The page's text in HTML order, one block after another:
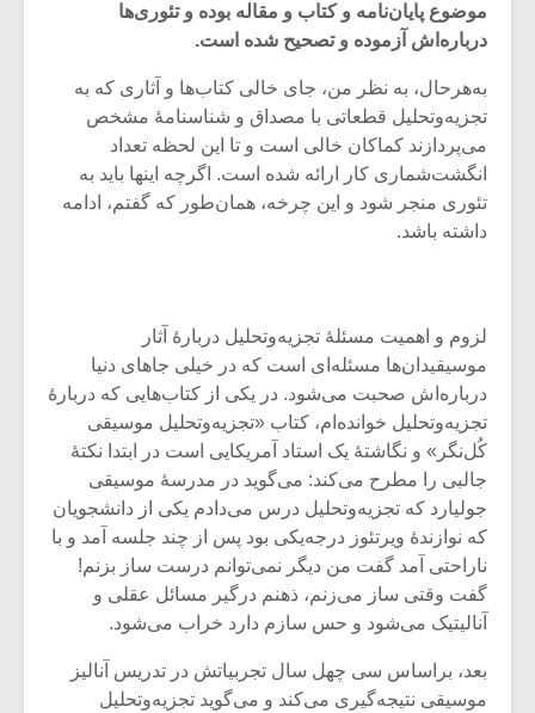
موضوع پایان‌نامه و کتاب و مقاله بوده و تئوری‌ها
درباره‌اش آزموده و تصحیح شده است.
به‌هرحال، به نظر من، جای خالی کتاب‌ها و آثاری که به
تجزیه‌وتحلیل قطعاتی با مصداق و شناسنامۀ مشخص
می‌پردازند کماکان خالی است و تا این لحظه تعداد
انگشت‌شماری کار ارائه شده است. اگرچه اینها باید به
تئوری منجر شود و این چرخه،‌ همان‌طور که گفتم، ادامه
داشته باشد.
لزوم و اهمیت مسئلۀ تجزیه‌وتحلیل دربارۀ آثار
موسیقیدان‌ها مسئله‌ای است که در خیلی جاهای دنیا
درباره‌اش صحبت می‌شود. در یکی از کتاب‌هایی که دربارۀ
تجزیه‌وتحلیل خوانده‌ام، کتاب «تجزیه‌وتحلیل موسیقی
کُل‌نگر» و نگاشتۀ یک استاد آمریکایی است در ابتدا نکتۀ
جالبی را مطرح می‌کند: می‌گوید در مدرسۀ موسیقی
جولیارد که تجزیه‌وتحلیل درس می‌دادم یکی از دانشجویان
که نوازندۀ ویرتئوز درجه‌یکی بود پس از چند جلسه آمد و با
ناراحتی آمد گفت من دیگر نمی‌توانم درست ساز بزنم!
گفت وقتی ساز می‌زنم، ذهنم درگیر مسائل عقلی و
آنالیتیک می‌شود و حس سازم دارد خراب می‌شود.
بعد، براساس سی چهل سال تجربیاتش در تدریس آنالیز
موسیقی نتیجه‌گیری می‌کند و می‌گوید تجزیه‌وتحلیل
میکلوش روژا
یادداشتی بر موسیقی
متن فیلم «متری
شیش و نیم»
اگر نمی توانی
بدنام ترین باش
موریس ژار
دوره
موسیقی